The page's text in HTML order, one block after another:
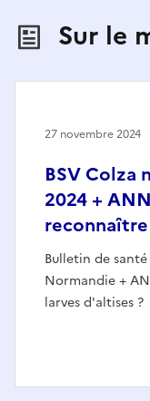
Sur le
BSV Colza
2024 +
reconnaître
Bulletin de
Normandie +
larves d'altises ?
27 novembre 2024